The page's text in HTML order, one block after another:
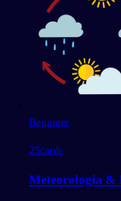
Beginner
25cards
Meteorologia &